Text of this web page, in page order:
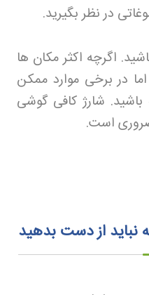
در نظر بگیرید.
اگرچه اکثر مکان ها
در برخی موارد ممکن
شارژ کافی گوشی
ضروری است.
از دست بدهید